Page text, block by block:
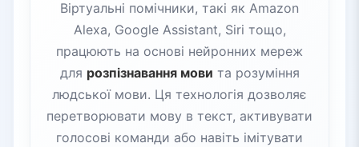
Віртуальні помічники, такі як Amazon
Alexa, Google Assistant, Siri тощо,
працюють на основі нейронних мереж
для розпізнавання мови та розуміння
людської мови. Ця технологія дозволяє
перетворювати мову в текст, активувати
голосові команди або навіть імітувати